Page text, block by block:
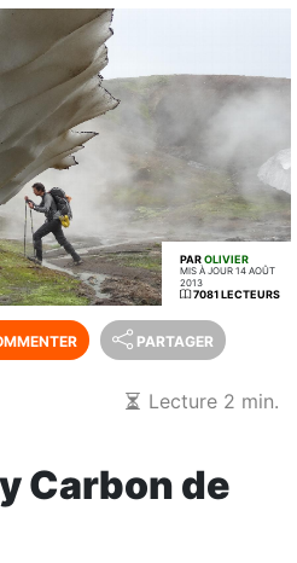
PAROLIVIER
MIS À JOUR 14 AOÛT
2013
7081 LECTEURS
PARTAGER
Lecture 2 min.
Carbon de